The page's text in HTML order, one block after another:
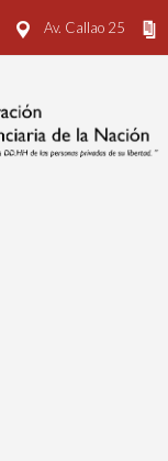
Av. Callao 25